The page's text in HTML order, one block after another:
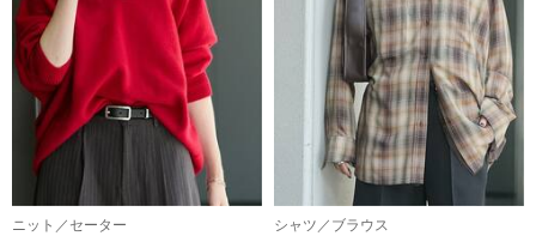
ニット／セーター
シャツ／ブラウス